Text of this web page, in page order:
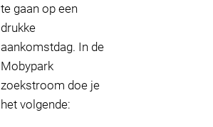
te gaan op een
drukke
aankomstdag. In de
Mobypark
zoekstroom doe je
het volgende: